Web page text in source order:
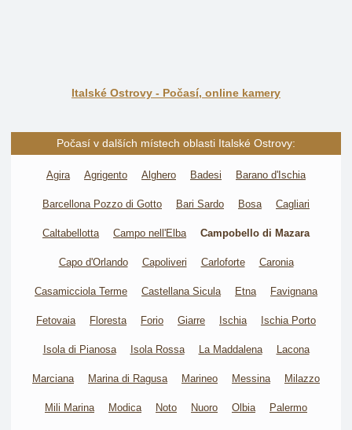
Italské Ostrovy - Počasí, online kamery
Počasí v dalších místech oblasti Italské Ostrovy:
Agira Agrigento Alghero Badesi Barano d'Ischia
Barcellona Pozzo di Gotto Bari Sardo Bosa Cagliari
Caltabellotta Campo nell'Elba Campobello di Mazara
Capo d'Orlando Capoliveri Carloforte Caronia
Casamicciola Terme Castellana Sicula Etna Favignana
Fetovaia Floresta Forio Giarre Ischia Ischia Porto
Isola di Pianosa Isola Rossa La Maddalena Lacona
Marciana Marina di Ragusa Marineo Messina Milazzo
Mili Marina Modica Noto Nuoro Olbia Palermo